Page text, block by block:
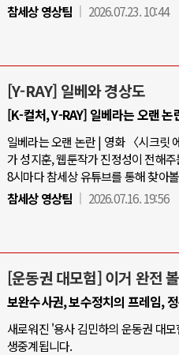
참세상 영상팀
2026.07.23. 10:44
[Y-RAY] 일베와 경상도
[K-컬처, Y-RAY] 일베라는 오랜 논
일베라는 오랜 논란 | 영화 〈시크릿
가 성지훈, 웹툰작가 진정성이 전해
8시마다 참세상 유튜브를 통해 찾아
참세상 영상팀
2026.07.16. 19:56
[운동권 대모험] 이거 완전
보완수사권, 보수정치의 프레임,
새로워진 '용사 김민하의 운동권 대
생중계됩니다.